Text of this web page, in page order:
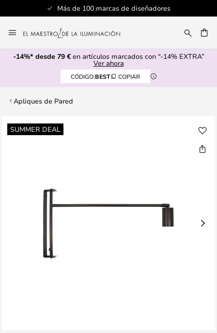
Más de 100 marcas de diseñadores
al
contenido
-14%* desde 79 €en artículos marcados con “-14% EXTRA”
Ver ahora
CÓDIGO:BEST COPIAR
Apliques de Pared
SUMMER DEAL
Saltar
al